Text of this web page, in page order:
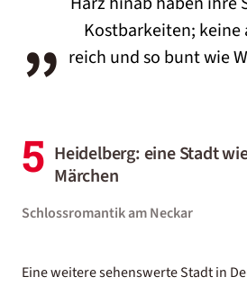
„
Kostbarkeiten; keine
reich und so bunt wie
5 Heidelberg: eine Stadt
Märchen
Schlossromantik am Neckar
Eine weitere sehenswerte Stadt in